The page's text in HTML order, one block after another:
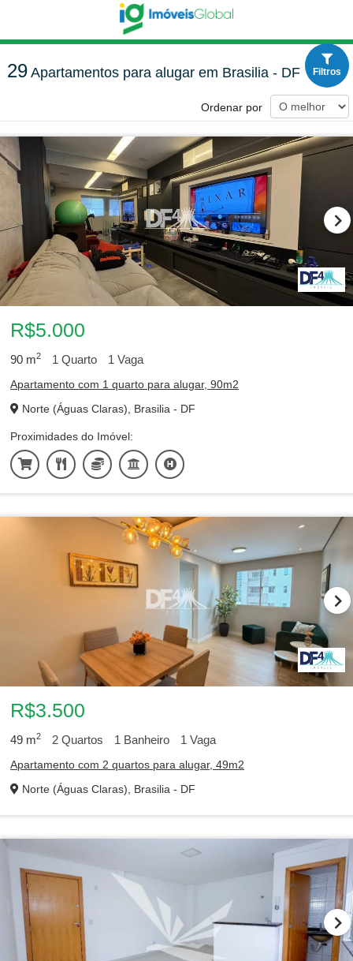
29Apartamentos para alugar em Brasilia - DF
Ordenar por
R$5.000
90 m2 1 Quarto 1 Vaga
Apartamento com 1 quarto para alugar, 90m2
Norte (Águas Claras), Brasilia - DF
Proximidades do Imóvel:
R$3.500
49 m2 2 Quartos 1 Banheiro 1 Vaga
Apartamento com 2 quartos para alugar, 49m2
Norte (Águas Claras), Brasilia - DF
Filtros